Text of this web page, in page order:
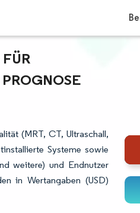
D
(
(MRT, CT, Ultraschall,
Systeme sowie
weitere) und Endnutzer
in Wertangaben (USD)